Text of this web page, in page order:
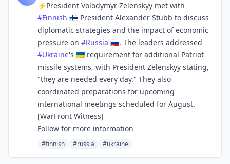
⚡President Volodymyr Zelenskyy met with
#Finnish 🇫🇮 President Alexander Stubb to discuss
diplomatic strategies and the impact of economic
pressure on #Russia 🇷🇺. The leaders addressed
#Ukraine's 🇺🇦 requirement for additional Patriot
missile systems, with President Zelenskyy stating,
"they are needed every day." They also
coordinated preparations for upcoming
international meetings scheduled for August.
[WarFront Witness]
Follow for more information
#finnish #russia #ukraine